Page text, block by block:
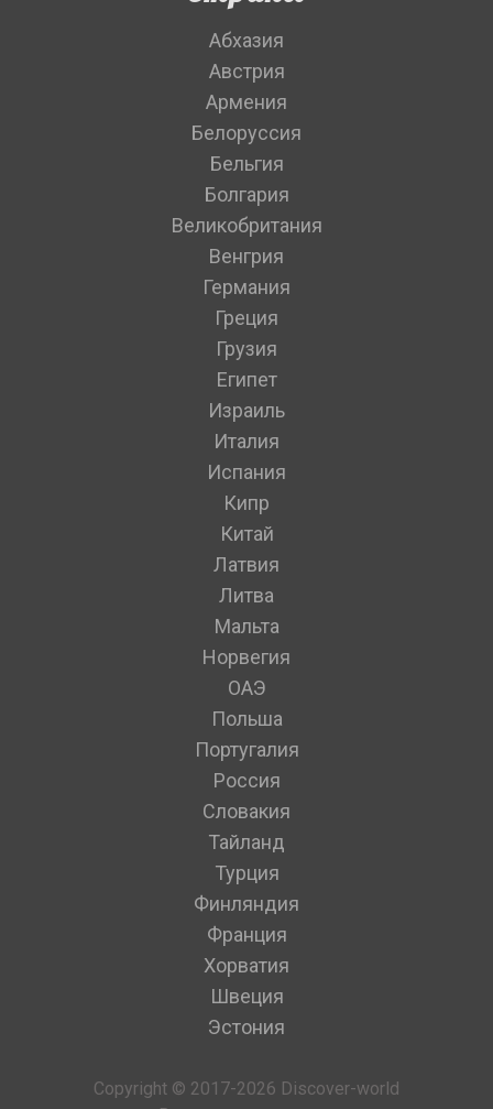
Абхазия
Австрия
Армения
Белоруссия
Бельгия
Болгария
Великобритания
Венгрия
Германия
Греция
Грузия
Египет
Израиль
Италия
Испания
Кипр
Китай
Латвия
Литва
Мальта
Норвегия
ОАЭ
Польша
Португалия
Россия
Словакия
Тайланд
Турция
Финляндия
Франция
Хорватия
Швеция
Эстония
Copyright © 2017-2026 Discover-world